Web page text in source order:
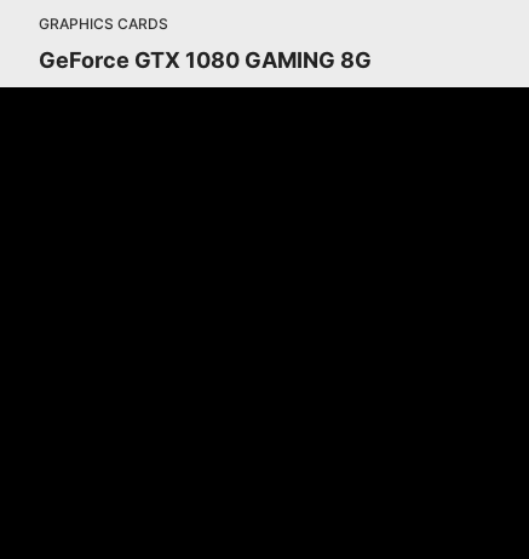
GRAPHICS CARDS
GeForce GTX 1080 GAMING 8G